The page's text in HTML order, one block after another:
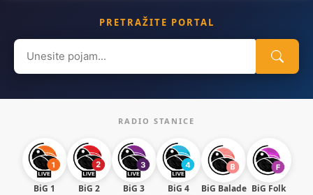
PRETRAŽITE PORTAL
Search
for:
RADIO STANICE
BiG 1 BiG 2 BiG 3 BiG 4 BiG Balade BiG Folk